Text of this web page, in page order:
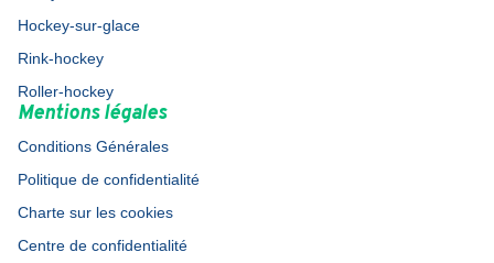
Hockey-sur-glace
Rink-hockey
Roller-hockey
Mentions légales
Conditions Générales
Politique de confidentialité
Charte sur les cookies
Centre de confidentialité